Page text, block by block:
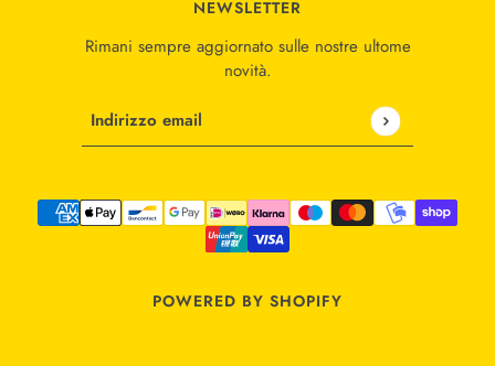
NEWSLETTER
Rimani sempre aggiornato sulle nostre ultome
novità.
Indirizzo email
Questo sito è protetto da hCaptcha e applica le
POWERED BY SHOPIFY